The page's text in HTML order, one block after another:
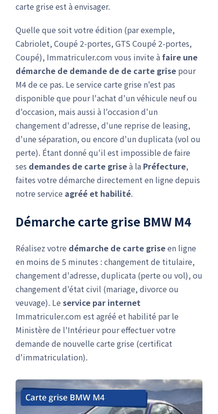
carte grise est à envisager.
Quelle que soit votre édition (par exemple,
Cabriolet, Coupé 2-portes, GTS Coupé 2-portes,
Coupé), Immatriculer.com vous invite àfaire une
démarche de demande de de carte grise pour
M4 de ce pas. Le service carte grise n'est pas
disponible que pour l'achat d'un véhicule neuf ou
d'occasion, mais aussi à l'occasion d'un
changement d'adresse, d'une reprise de leasing,
d'une séparation, ou encore d'un duplicata (vol ou
perte). Étant donné qu'il est impossible de faire
ses demandes de carte griseà la Préfecture,
faites votre démarche directement en ligne depuis
notre service agréé et habilité.
Démarche carte grise BMW M4
Réalisez votre démarche de carte griseen ligne
en moins de 5 minutes : changement de titulaire,
changement d'adresse, duplicata (perte ou vol), ou
changement d'état civil (mariage, divorce ou
veuvage). Le service par internet
Immatriculer.com est agréé et habilité par le
Ministère de l'Intérieur pour effectuer votre
demande de nouvelle carte grise (certificat
d'immatriculation).